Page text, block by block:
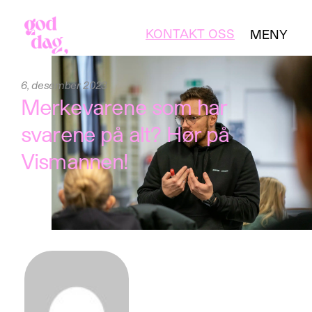
KONTAKT OSS
MENY
6, desember 2023
Merkevarene som har
svarene på alt? Hør på
Vismannen!